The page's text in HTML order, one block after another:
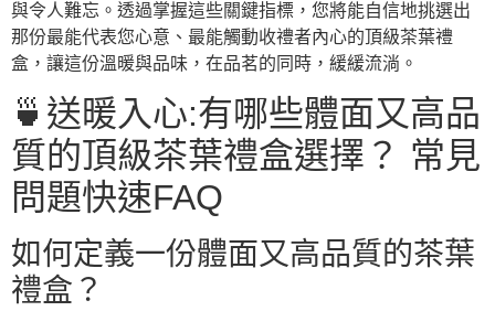
與令人難忘。透過掌握這些關鍵指標，您將能自信地挑選出
那份最能代表您心意、最能觸動收禮者內心的頂級茶葉禮
盒，讓這份溫暖與品味，在品茗的同時，緩緩流淌。
🍵送暖入心:有哪些體面又高品
質的頂級茶葉禮盒選擇？ 常見
問題快速FAQ
如何定義一份體面又高品質的茶葉
禮盒？